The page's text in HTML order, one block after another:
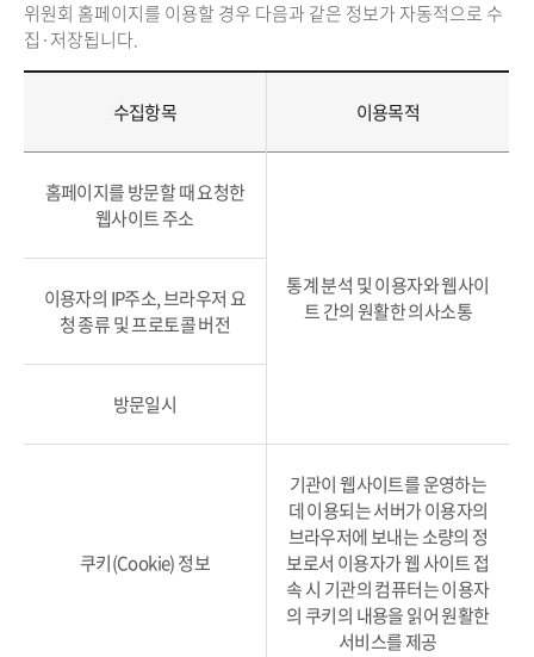
위원회 홈페이지를 이용할 경우 다음과 같은 정보가 자동적으로 수
집·저장됩니다.
수집항목 이용목적
홈페이지를 방문할 때 요청한
웹사이트 주소
통계 분석 및 이용자와 웹사이
트 간의 원활한 의사소통
이용자의 IP주소, 브라우저 요
청 종류 및 프로토콜 버전
방문일시
쿠키(Cookie) 정보
기관이 웹사이트를 운영하는
데 이용되는 서버가 이용자의
브라우저에 보내는 소량의 정
보로서 이용자가 웹 사이트 접
속 시 기관의 컴퓨터는 이용자
의 쿠키의 내용을 읽어 원활한
서비스를 제공